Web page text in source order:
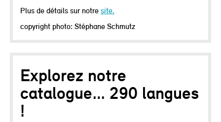
Plus de détails sur notre site.
copyright photo: Stéphane Schmutz
Explorez notre
catalogue… 290 langues
!